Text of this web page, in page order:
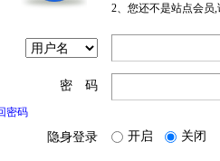
2、您还不是站点会员
密 码
密码
隐身登录 开启 关闭